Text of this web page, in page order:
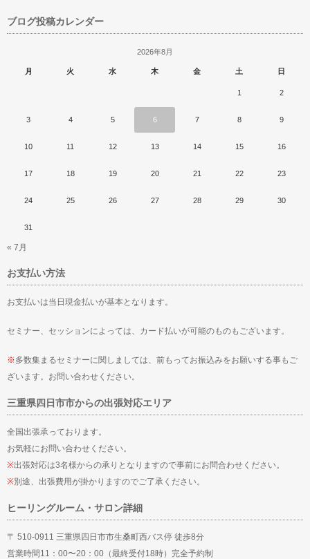
ブログ投稿カレンダー
2026年8月
月 火 水 木 金 土 日
1 2
3 4 5 6 7 8 9
10 11 12 13 14 15 16
17 18 19 20 21 22 23
24 25 26 27 28 29 30
31
« 7月
お支払い方法
お支払いは当日現金払いが基本となります。
セミナー、セッションによっては、カード払いが可能のものもございます。
※多数集まるセミナーに関しましては、前もってお振込みをお願いする事もご
ざいます。お問い合わせください。
三重県四日市市からの出張対応エリア
全国出張承っております。
お気軽にお問い合わせください。
※出張対応は3名様からの承りとなりますので事前にお問合わせください。
※別途、出張費用が掛かりますのでご了承ください。
ヒーリングルーム・サロン詳細
〒 510-0911 三重県四日市市生桑町西バス停 徒歩8分
営業時間11：00〜20：00（最終受付18時）完全予約制